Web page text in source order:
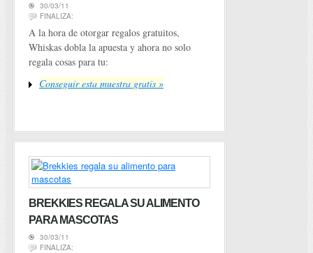
30/03/11
FINALIZA:
A la hora de otorgar regalos gratuitos,
Whiskas dobla la apuesta y ahora no solo
regala cosas para tu:
Conseguir esta muestra gratis »
BREKKIES REGALA SU ALIMENTO
PARA MASCOTAS
30/03/11
FINALIZA: